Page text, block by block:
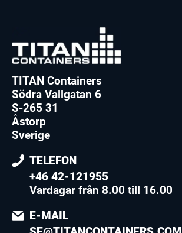
TITAN Containers
Södra Vallgatan 6
S-265 31
Åstorp
Sverige
TELEFON
+46 42-121955
Vardagar från 8.00 till 16.00
E-MAIL